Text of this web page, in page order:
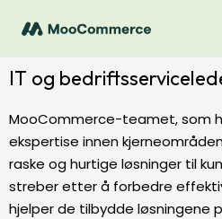
IT og
MooCommerce-teamet, som
ekspertise innen
raske og hurtige løsninger til
streber etter å forbedre
hjelper de tilbydde løsningene